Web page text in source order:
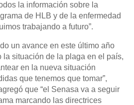
la información sobre la
de HLB y de la enfermedad
trabajando a futuro”.
un avance en este último año
la situación de la plaga en el país,
en la nueva situación
que tenemos que tomar”,
que “el Senasa va a seguir
marcando las directrices